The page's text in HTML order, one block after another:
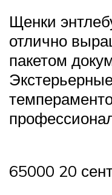
Щенки
отлично
пакетом
65000 20